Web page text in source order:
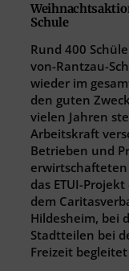
Schule
Rund 400
von-Rantzau-
wieder im
den guten
vielen Jahren
Arbeitskraft
Betrieben und
das ETUI-
dem
Hildesheim, bei
Stadtteilen bei
Freizeit